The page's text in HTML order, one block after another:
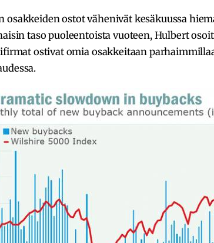
osakkeiden ostot vähenivät kesäkuussa
taso puoleentoista vuoteen, Hulbert
ostivat omia osakkeitaan